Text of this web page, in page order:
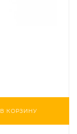
В КОРЗИНУ